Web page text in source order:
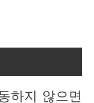
하지 않으면